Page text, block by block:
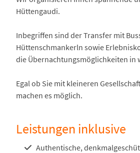
Hüttengaudi.
Inbegriffen sind der Transfer mit
Hüttenschmankerln sowie
die Übernachtungsmöglichkeiten in
Egal ob Sie mit kleineren
machen es möglich.
Leistungen inklusive
Authentische,